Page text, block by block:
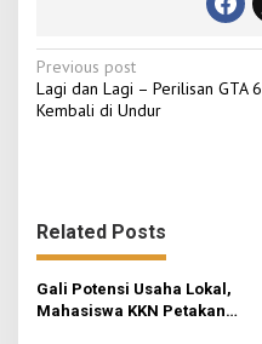
P
o
a
v
i
Previous post
Lagi dan Lagi – Perilisan GTA 6
Kembali di Undur
Related Posts
Gali Potensi Usaha Lokal,
Mahasiswa KKN Petakan